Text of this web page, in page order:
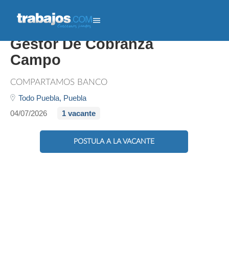
Gestor De Cobranza -
Gestor De Cobranza
Campo
COMPARTAMOS BANCO
Todo Puebla, Puebla
04/07/2026
1 vacante
POSTULA A LA VACANTE